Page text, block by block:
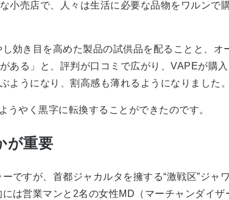
売店で、人々は生活に必要な品物をワルンで
効き目を高めた製品の試供品を配ることと、オ
ある」と、評判が口コミで広がり、VAPEが購
ようになり、割高感も薄れるようになりました。
やく黒字に転換することができたのです。
が重要
ですが、首都ジャカルタを擁する“激戦区”ジャ
は営業マンと2名の女性MD（マーチャンダイ